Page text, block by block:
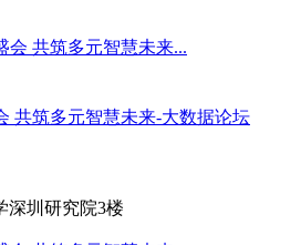
共筑多元智慧未来-大数据论坛
深圳研究院3楼